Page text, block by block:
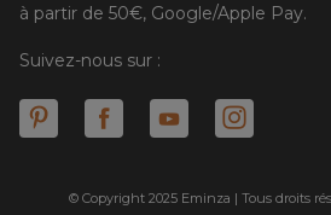
à partir de 50€, Google/Apple Pay.
Suivez-nous sur :
© Copyright 2025 Eminza | Tous droits